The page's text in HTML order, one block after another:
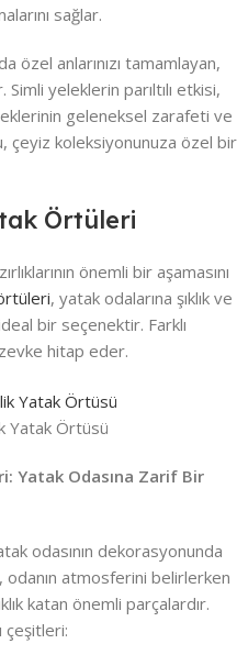
sağlar.
özel anlarınızı tamamlayan,
yeleklerin parıltılı etkisi,
geleneksel zarafeti ve
çeyiz koleksiyonunuza özel bir
Örtüleri
önemli bir aşamasını
, yatak odalarına şıklık ve
bir seçenektir. Farklı
hitap eder.
Yatak Örtüsü
Yatak Odasına Zarif Bir
odasının dekorasyonunda
atmosferini belirlerken
katan önemli parçalardır.
çeşitleri: